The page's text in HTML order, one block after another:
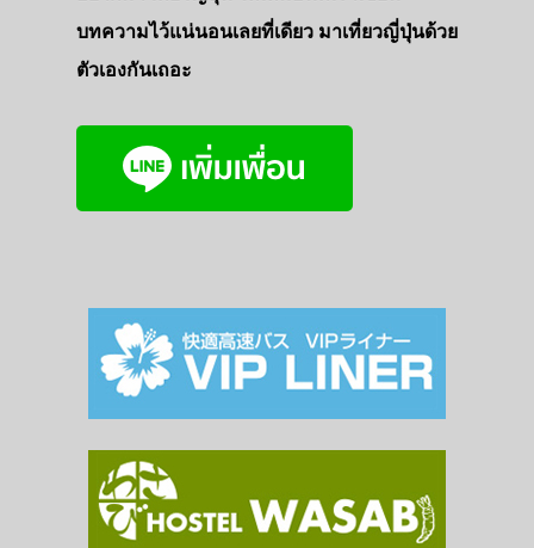
บทความไว้แน่นอนเลยที่เดียว มาเที่ยวญี่ปุ่นด้วย
ตัวเองกันเถอะ